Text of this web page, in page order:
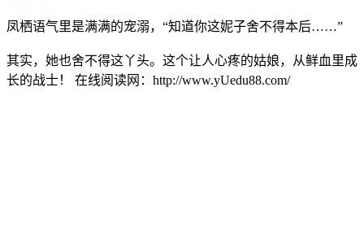
凤栖语气里是满满的宠溺，“知道你这妮子舍不得本后……”
其实，她也舍不得这丫头。这个让人心疼的姑娘，从鲜血里成
长的战士！ 在线阅读网：http://www.yUedu88.com/